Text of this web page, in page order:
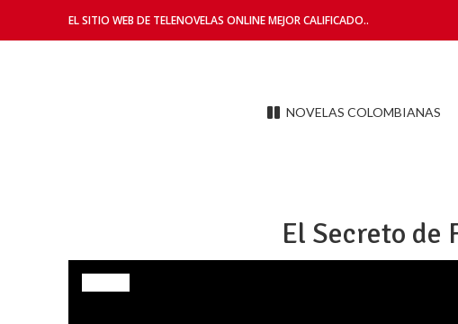
EL SITIO WEB DE TELENOVELAS ONLINE MEJOR CALIFICADO..
NOVELAS COLOMBIANAS
El Secreto de